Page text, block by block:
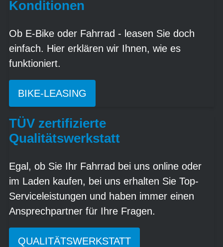
Konditionen
Ob E-Bike oder Fahrrad - leasen Sie doch
einfach. Hier erklären wir Ihnen, wie es
funktioniert.
BIKE-LEASING
TÜV zertifizierte
Qualitätswerkstatt
Egal, ob Sie Ihr Fahrrad bei uns online oder
im Laden kaufen, bei uns erhalten Sie Top-
Serviceleistungen und haben immer einen
Ansprechpartner für Ihre Fragen.
QUALITÄTSWERKSTATT